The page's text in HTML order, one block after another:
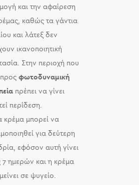
και την αφαίρεση
καθώς τα γάντια
και λάτεξ δεν
ικανοποιητική
Στην περιοχή που
προς φωτοδυναμική
πρέπει να γίνει
περίδεση.
κρέμα μπορεί να
για δεύτερη
εφόσον αυτή γίνει
7 ημερών και η κρέμα
σε ψυγείο.